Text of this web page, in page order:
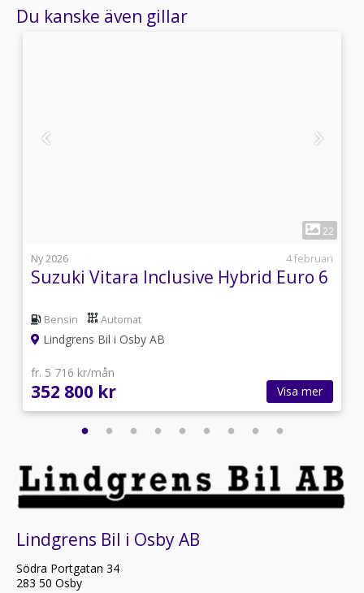
Du kanske även gillar
22
Ny 2026
4 februari
Suzuki Vitara Inclusive Hybrid Euro 6
Bensin Automat
Lindgrens Bil i Osby AB
fr. 5 716 kr/mån
352 800 kr Visa mer
Lindgrens Bil i Osby AB
Södra Portgatan 34
283 50 Osby